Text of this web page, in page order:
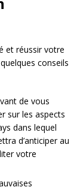
et réussir votre
conseils
de vous
sur les aspects
dans lequel
d’anticiper au
votre